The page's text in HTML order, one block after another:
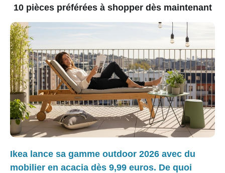
10 pièces préférées à shopper dès maintenant
Ikea lance sa gamme outdoor 2026 avec du
mobilier en acacia dès 9,99 euros. De quoi